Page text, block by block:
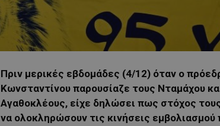
Πριν μερικές εβδομάδες (4/12) όταν ο
Κωνσταντίνου παρουσίαζε τους Νταμάχου
Αγαθοκλέους, είχε δηλώσει πως στόχος τους
να ολοκληρώσουν τις κινήσεις εμβολιασμού